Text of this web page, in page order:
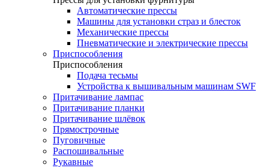
Автоматические прессы
Машины для установки страз и блесток
Механические прессы
Пневматические и электрические прессы
Приспособления
Приспособления
Подача тесьмы
Устройства к вышивальным машинам SWF
Притачивание лампас
Притачивание планки
Притачивание шлёвок
Прямострочные
Пуговичные
Распошивальные
Рукавные